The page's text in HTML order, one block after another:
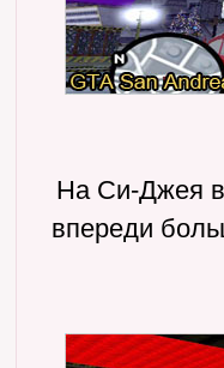
На Си-Джея
впереди